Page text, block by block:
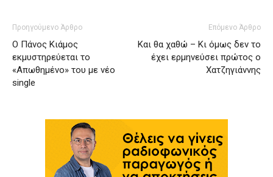
Προηγούμενο Άρθρο
Ο Πάνος Κιάμος
εκμυστηρεύεται το
«Απωθημένο» του με νέο
single
Επόμενο Άρθρο
Και θα χαθώ – Κι όμως δεν το
έχει ερμηνεύσει πρώτος ο
Χατζηγιάννης